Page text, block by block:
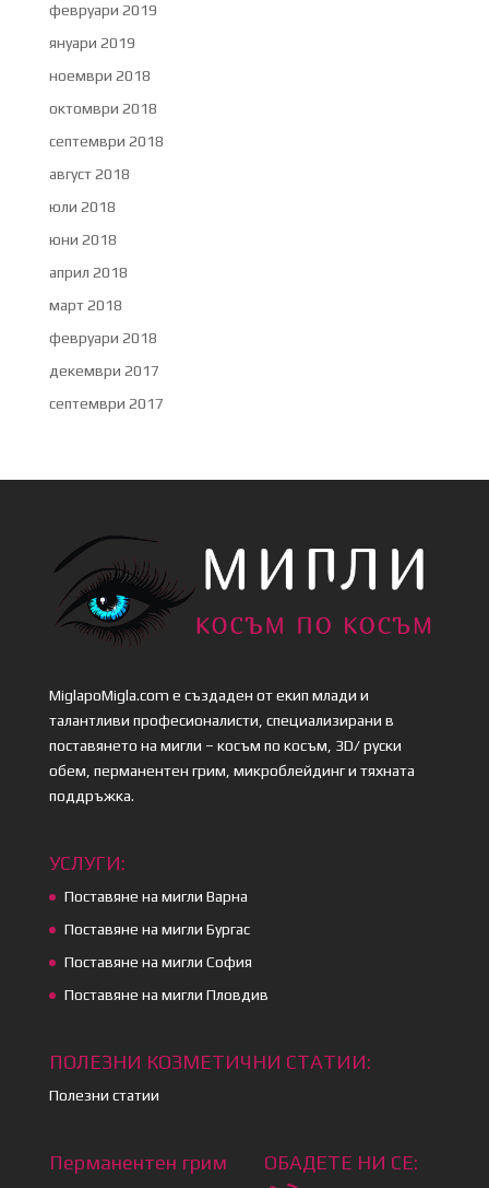
февруари 2019
януари 2019
ноември 2018
октомври 2018
септември 2018
август 2018
юли 2018
юни 2018
април 2018
март 2018
февруари 2018
декември 2017
септември 2017
MiglapoMigla.com е създаден от екип млади и
талантливи професионалисти, специализирани в
поставянето на мигли – косъм по косъм, 3D/ руски
обем, перманентен грим, микроблейдинг и тяхната
поддръжка.
УСЛУГИ:
Поставяне на мигли Варна
Поставяне на мигли Бургас
Поставяне на мигли София
Поставяне на мигли Пловдив
ПОЛЕЗНИ КОЗМЕТИЧНИ СТАТИИ:
Полезни статии
Перманентен грим ОБАДЕТЕ НИ СЕ: